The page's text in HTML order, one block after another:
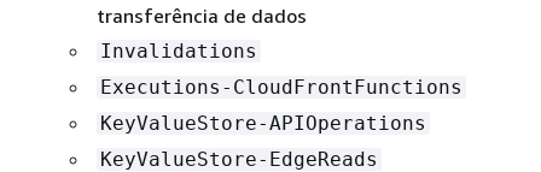
transferência de dados
Invalidations
Executions-CloudFrontFunctions
KeyValueStore-APIOperations
KeyValueStore-EdgeReads